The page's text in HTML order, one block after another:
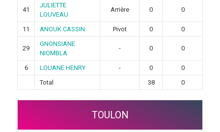
41
JULIETTE
LOUVEAU
Arrière 0 0
11 ANOUK CASSIN Pivot 0 0
29
GNONSIANE
NIOMBLA
- 0 0
6 LOUANE HENRY - 0
0
Total
38 0
TOULON